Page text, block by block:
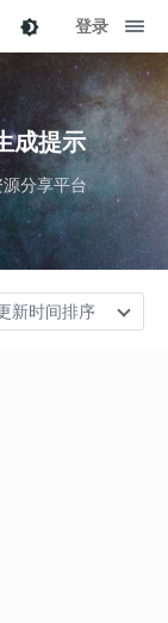
登录
成提示
分享平台
新时间排序